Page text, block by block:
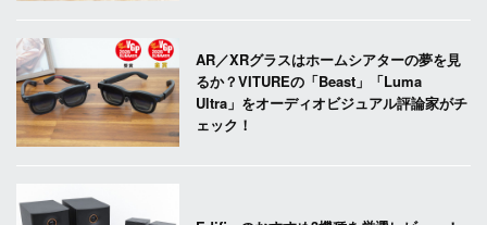
AR／XRグラスはホームシアターの夢を見
るか？VITUREの「Beast」「Luma
Ultra」をオーディオビジュアル評論家がチ
ェック！